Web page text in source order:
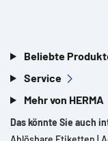
Beliebte
Service
Mehr von HERMA
Das könnte Sie auch